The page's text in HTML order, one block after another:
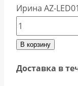
Ирина АZ-
В корзину
Доставка в